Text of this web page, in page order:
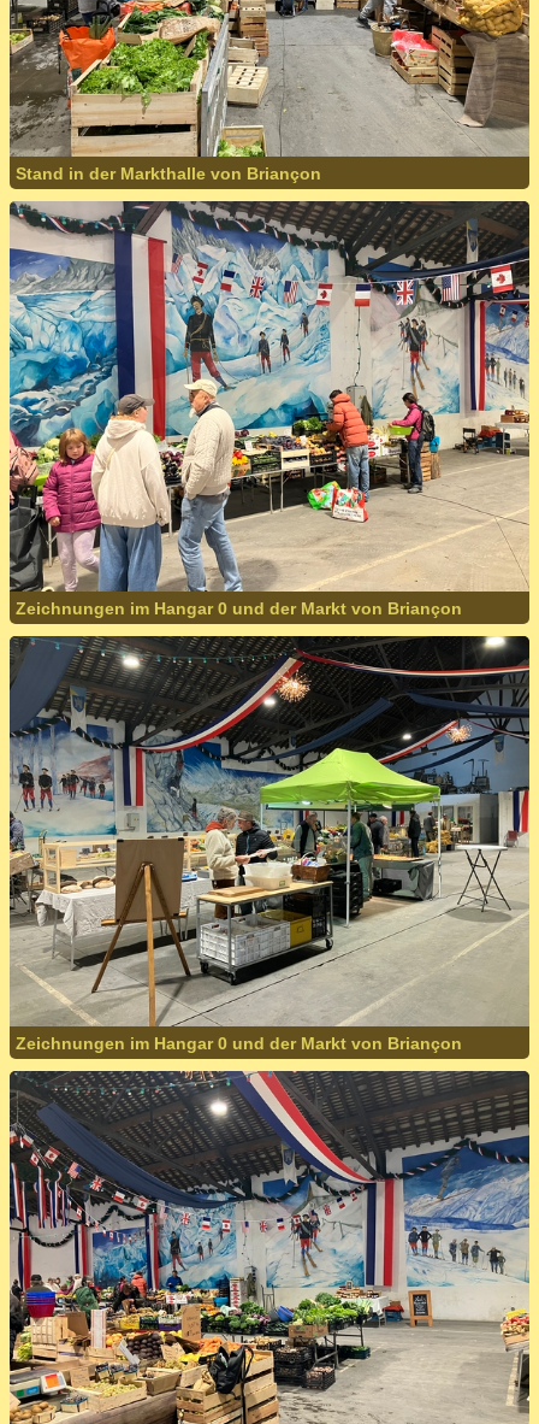
Stand in der Markthalle von Briançon
Zeichnungen im Hangar 0 und der Markt von Briançon
Zeichnungen im Hangar 0 und der Markt von Briançon